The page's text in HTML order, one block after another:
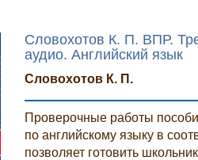
Словохотов К. П. ВПР.
аудио. Английский язык
Словохотов К. П.
Проверочные работы
по английскому языку в
позволяет готовить